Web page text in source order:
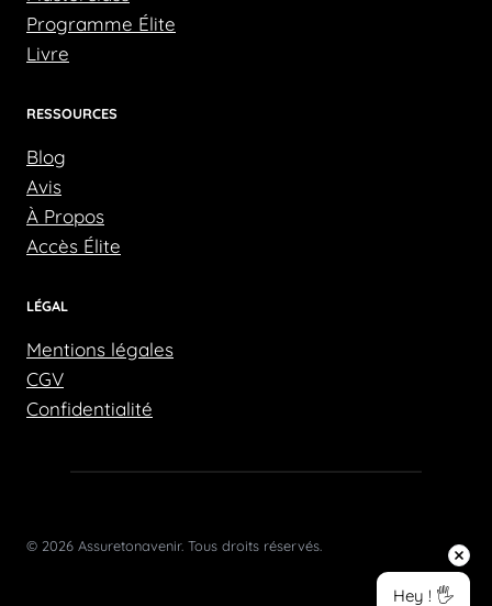
Programme Élite
Livre
RESSOURCES
Blog
Avis
À Propos
Accès Élite
LÉGAL
Mentions légales
CGV
Confidentialité
© 2026 Assuretonavenir. Tous droits réservés.
Hey ! 🖐